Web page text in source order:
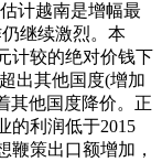
计越南是增幅最
继续激烈。本
计较的绝对价钱下
出其他国度(增加
其他国度降价。正
的利润低于2015
鞭策出口额增加，